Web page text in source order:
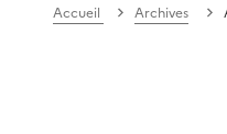
Accueil Archives